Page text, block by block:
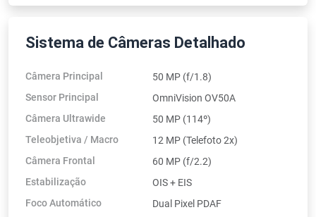
Sistema de Câmeras Detalhado
Câmera Principal
50 MP (f/1.8)
Sensor Principal
OmniVision OV50A
Câmera Ultrawide
50 MP (114º)
Teleobjetiva / Macro
12 MP (Telefoto 2x)
Câmera Frontal
60 MP (f/2.2)
Estabilização
OIS + EIS
Foco Automático
Dual Pixel PDAF